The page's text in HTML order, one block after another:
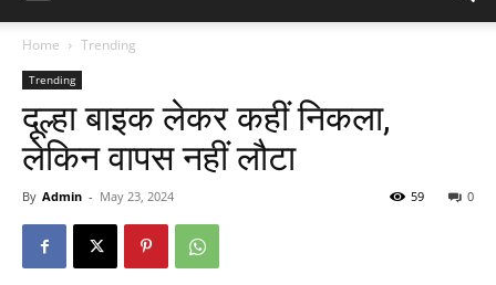
Home Trending
Trending
दूल्हा बाइक लेकर कहीं निकला,
लेकिन वापस नहीं लौटा
By Admin - May 23, 2024 0
59